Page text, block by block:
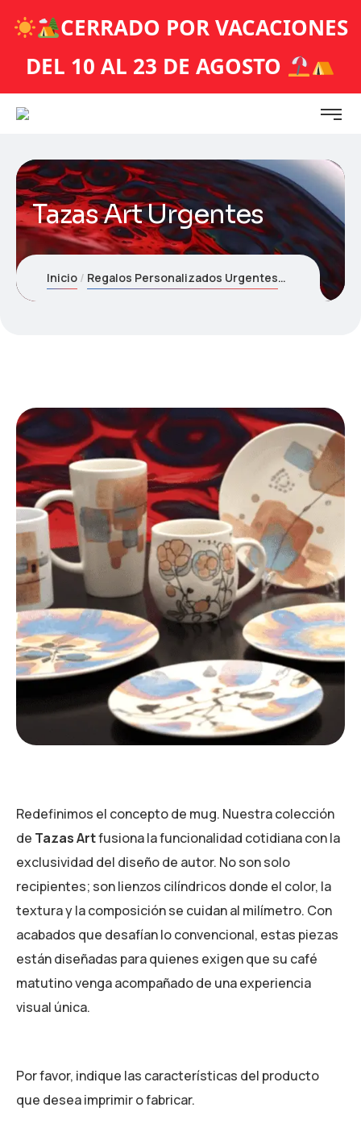
CERRADO POR VACACIONES
DEL 10 AL 23 DE AGOSTO
Tazas Art Urgentes
Inicio Regalos Personalizados Urgentes Tazas Art
Redefinimos el concepto de mug. Nuestra colección
de Tazas Artfusiona la funcionalidad cotidiana con la
exclusividad del diseño de autor. No son solo
recipientes; son lienzos cilíndricos donde el color, la
textura y la composición se cuidan al milímetro. Con
acabados que desafían lo convencional, estas piezas
están diseñadas para quienes exigen que su café
matutino venga acompañado de una experiencia
visual única.
Por favor, indique las características del producto
que desea imprimir o fabricar.